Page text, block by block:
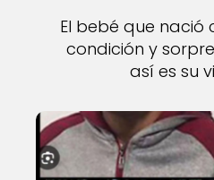
El bebé que nació
condición y
así es su